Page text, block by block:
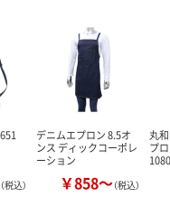
カゴへ
（税込）
デニムエプロン 8.5オ
ンス ディックコーポレ
ーション
￥858～（税込）
丸
プ